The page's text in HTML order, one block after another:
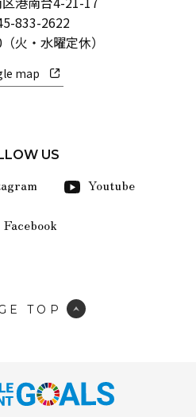
833-2622
火・水曜定休）
map
US
Youtube
Facebook
TOP